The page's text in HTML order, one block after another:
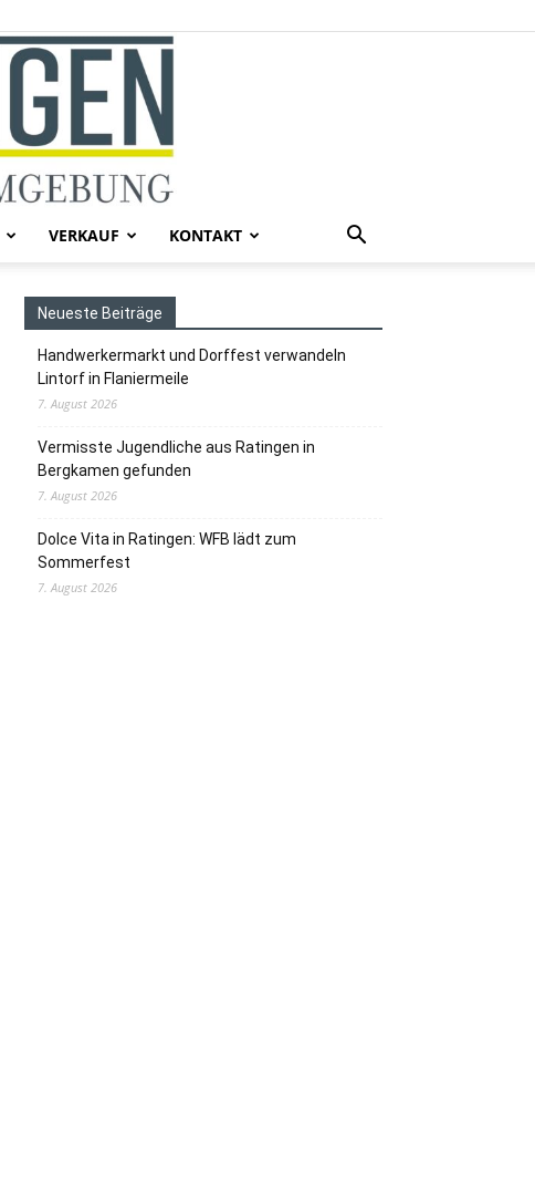
VERKAUF KONTAKT
Neueste Beiträge
Handwerkermarkt und Dorffest verwandeln
Lintorf in Flaniermeile
7. August 2026
Vermisste Jugendliche aus Ratingen in
Bergkamen gefunden
7. August 2026
Dolce Vita in Ratingen: WFB lädt zum
Sommerfest
7. August 2026